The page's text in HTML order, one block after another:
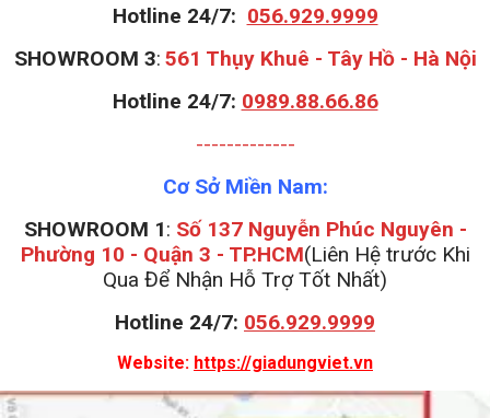
Hotline 24/7: 056.929.9999
SHOWROOM 3: 561 Thụy Khuê - Tây Hồ - Hà Nội
Hotline 24/7: 0989.88.66.86
-------------
Cơ Sở Miền Nam:
SHOWROOM 1: Số 137 Nguyễn Phúc Nguyên -
Phường 10 - Quận 3 - TP.HCM(Liên Hệ trước Khi
Qua Để Nhận Hỗ Trợ Tốt Nhất)
Hotline 24/7: 056.929.9999
Website: https://giadungviet.vn